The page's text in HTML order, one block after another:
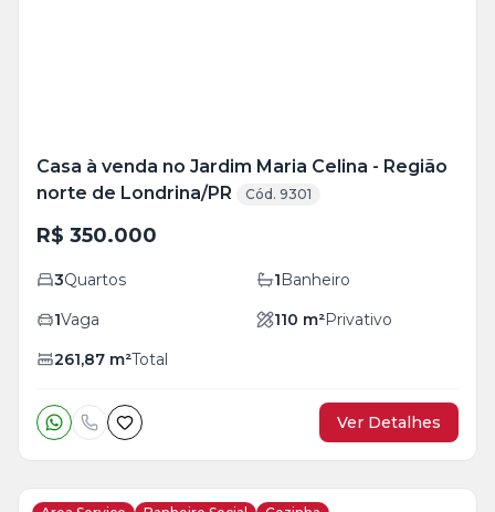
Casa à venda no Jardim Maria Celina - Região
norte de Londrina/PR
Cód. 9301
R$ 350.000
3Quartos 1Banheiro
1Vaga 110 m²Privativo
261,87 m²Total
Ver Detalhes